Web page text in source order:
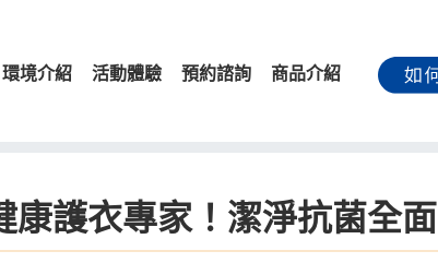
環境介紹 活動體驗 預約諮詢 商品介紹
護衣專家！潔淨抗菌全面